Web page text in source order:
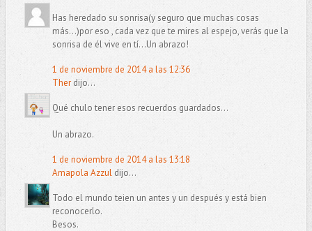
Has heredado su sonrisa(y seguro que muchas cosas
más...)por eso , cada vez que te mires al espejo, verás que la
sonrisa de él vive en tí...Un abrazo!
1 de noviembre de 2014 a las 12:36
Therdijo...
Qué chulo tener esos recuerdos guardados...
Un abrazo.
1 de noviembre de 2014 a las 13:18
Amapola Azzul dijo...
Todo el mundo teien un antes y un después y está bien
reconocerlo.
Besos.